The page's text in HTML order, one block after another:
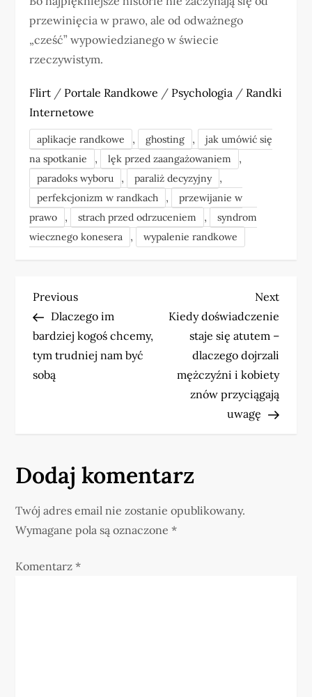
przewinięcia w prawo, ale od odważnego
„cześć” wypowiedzianego w świecie
rzeczywistym.
Flirt / Portale Randkowe / Psychologia / Randki
Internetowe
aplikacje randkowe , ghosting ,
jak umówić się
na spotkanie
, lęk przed zaangażowaniem ,
paradoks wyboru , paraliż decyzyjny ,
perfekcjonizm w randkach ,
przewijanie w
prawo
, strach przed odrzuceniem ,
syndrom
wiecznego konesera
, wypalenie randkowe
N
a
w
c
j
w
Previous
Post
Previous
Dlaczego im
bardziej kogoś chcemy,
tym trudniej nam być
sobą
Next
Post
Next
Kiedy doświadczenie
staje się atutem –
dlaczego dojrzali
mężczyźni i kobiety
znów przyciągają
uwagę
Dodaj komentarz
Twój adres email nie zostanie opublikowany.
Wymagane pola są oznaczone*
Komentarz*